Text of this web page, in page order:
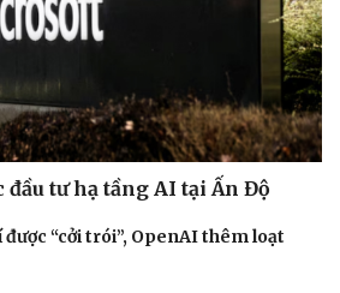
tư hạ tầng AI tại Ấn Độ
“cởi trói”, OpenAI thêm loạt